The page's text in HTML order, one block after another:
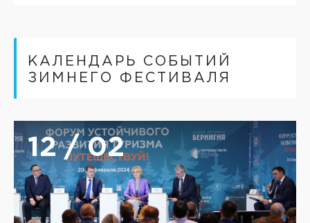
КАЛЕНДАРЬ СОБЫТИЙ
ЗИМНЕГО ФЕСТИВАЛЯ
12 / 02